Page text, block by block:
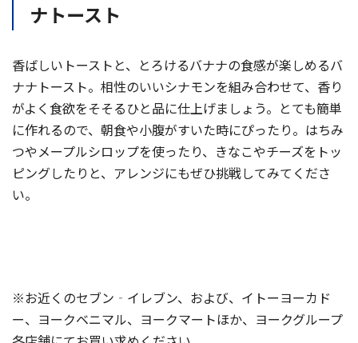
ナトースト
香ばしいトーストと、とろけるバナナの食感が楽しめるバ
ナナトースト。相性のいいシナモンを組み合わせて、香り
がよく食欲をそそるひと品に仕上げましょう。とても簡単
に作れるので、朝食や小腹がすいた時にぴったり。はちみ
つやメープルシロップを使ったり、きなこやチーズをトッ
ピングしたりと、アレンジにもぜひ挑戦してみてくださ
い。
※お近くのセブン‐イレブン、および、イトーヨーカド
ー、ヨークベニマル、ヨークマートほか、ヨークグループ